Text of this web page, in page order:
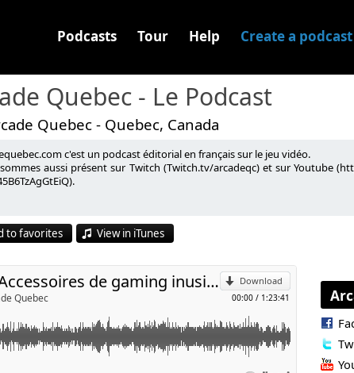
Podcasts Tour Help Create a podcast
Quebec - Le Podcast
Quebec - Quebec, Canada
c'est un podcast éditorial en français sur le jeu vidéo.
aussi présent sur Twitch (Twitch.tv/arcadeqc) et sur Youtube
to favorites View in iTunes
Download
00:00 / 1:23:41
2018-10-02 - No 166 - Accessoires de gaming inusités
Quebec
des accessoires de gaming les plus inusités et on se
Assassin's Creed Odyssey au LvlOp le 5 octobre prochain.
:
1900505583359373/?type=3&theater
https://assassinscreed.ubisoft.com/game/fr-ca/home
mathieu.gosselin3